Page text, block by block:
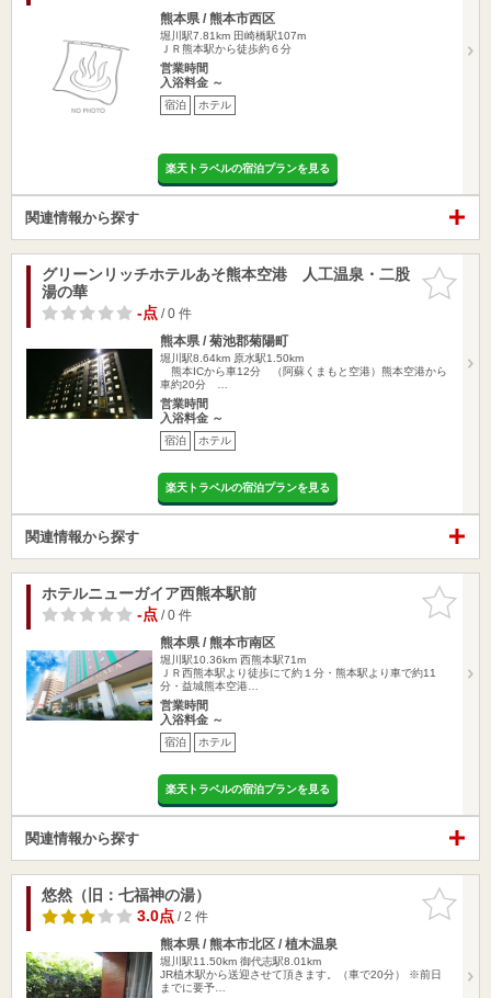
熊本県 / 熊本市西区
堀川駅7.81km 田崎橋駅107m
ＪＲ熊本駅から徒歩約６分
営業時間
入浴料金 ～
宿泊 ホテル
楽天トラベルの宿泊プランを見る
関連情報から探す
お気に入
りに追加
グリーンリッチホテルあそ熊本空港 人工温泉・二股
湯の華
-点/ 0 件
熊本県 / 菊池郡菊陽町
堀川駅8.64km 原水駅1.50km
熊本ICから車12分 （阿蘇くまもと空港）熊本空港から
車約20分 …
営業時間
入浴料金 ～
宿泊 ホテル
楽天トラベルの宿泊プランを見る
関連情報から探す
お気に入
りに追加
ホテルニューガイア西熊本駅前
-点/ 0 件
熊本県 / 熊本市南区
堀川駅10.36km 西熊本駅71m
ＪＲ西熊本駅より徒歩にて約１分・熊本駅より車で約11
分・益城熊本空港…
営業時間
入浴料金 ～
宿泊 ホテル
楽天トラベルの宿泊プランを見る
関連情報から探す
お気に入
りに追加
悠然（旧：七福神の湯）
3.0点/ 2 件
熊本県 / 熊本市北区 / 植木温泉
堀川駅11.50km 御代志駅8.01km
JR植木駅から送迎させて頂きます。（車で20分） ※前日
までに要予…